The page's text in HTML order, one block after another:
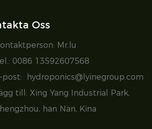
Oss
Mr.lu
0086 13592607568
hydroponics@lyinegroup.com
till: Xing Yang Industrial Park,
han Nan, Kina